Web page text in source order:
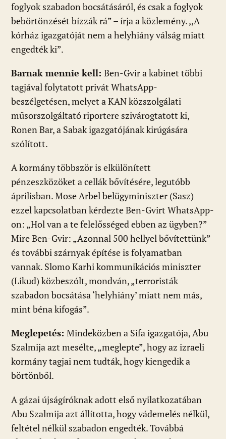
foglyok szabadon bocsátásáról, és csak a foglyok
bebörtönzését bízzák rá” – írja a közlemény. ,,A
kórház igazgatóját nem a helyhiány válság miatt
engedték ki”.
Barnak mennie kell: Ben-Gvir a kabinet többi
tagjával folytatott privát WhatsApp-
beszélgetésen, melyet a KAN közszolgálati
műsorszolgáltató riportere szivárogtatott ki,
Ronen Bar, a Sabak igazgatójának kirúgására
szólított.
A kormány többször is elkülönített
pénzeszközöket a cellák bővítésére, legutóbb
áprilisban. Mose Arbel belügyminiszter (Sasz)
ezzel kapcsolatban kérdezte Ben-Gvirt WhatsApp-
on: „Hol van a te felelősséged ebben az ügyben?”
Mire Ben-Gvir: „Azonnal 500 hellyel bővítettünk”
és további szárnyak építése is folyamatban
vannak. Slomo Karhi kommunikációs miniszter
(Likud) közbeszólt, mondván, „terroristák
szabadon bocsátása ‘helyhiány’ miatt nem más,
mint béna kifogás”.
Meglepetés: Mindeközben a Sifa igazgatója, Abu
Szalmija azt mesélte, „meglepte”, hogy az izraeli
kormány tagjai nem tudták, hogy kiengedik a
börtönből.
A gázai újságíróknak adott első nyilatkozatában
Abu Szalmija azt állította, hogy vádemelés nélkül,
feltétel nélkül szabadon engedték. Továbbá